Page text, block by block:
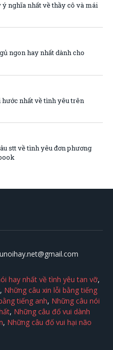
nghĩa nhất về thầy cô và mái
ngon hay nhất dành cho
nhất về tình yêu trên
stt về tình yêu đơn phương
hay nhất về tình yêu tan vỡ,
, Những câu xin lỗi bằng tiếng
tiếng anh, Những câu nói
, Những câu đố vui dành
, Những câu đố vui hại não